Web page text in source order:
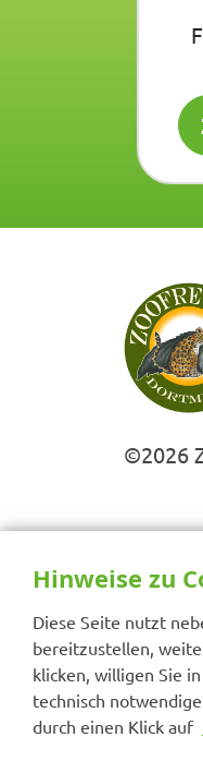
©2026
Hinweise zu
Diese Seite nutzt
bereitzustellen,
klicken, willigen Sie
technisch
durch einen Klick auf